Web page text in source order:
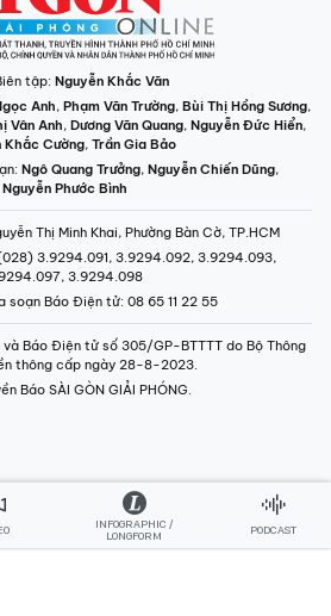
tập: Nguyễn Khắc Văn
Anh, Phạm Văn Trường, Bùi Thị Hồng Sương,
Vân Anh, Dương Văn Quang, Nguyễn Đức Hiển,
Khắc Cường, Trần Gia Bảo
Ngô Quang Trưởng, Nguyễn Chiến Dũng,
Nguyễn Phước Bình
Thị Minh Khai, Phường Bàn Cờ, TP.HCM
3.9294.091, 3.9294.092, 3.9294.093,
3.9294.098
soạn Báo Điện tử: 08 65 11 22 55
Báo Điện tử số 305/GP-BTTTT do Bộ Thông
thông cấp ngày 28-8-2023.
Báo SÀI GÒN GIẢI PHÓNG.
INFOGRAPHIC /
LONGFORM
PODCAST